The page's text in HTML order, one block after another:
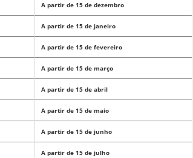
A partir de 15 de dezembro
A partir de 15 de janeiro
A partir de 15 de fevereiro
A partir de 15 de março
A partir de 15 de abril
A partir de 15 de maio
A partir de 15 de junho
A partir de 15 de julho